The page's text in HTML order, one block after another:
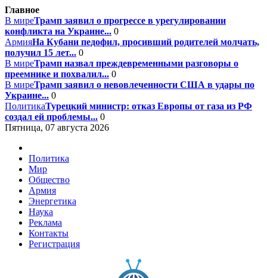
Главное
В миреТрамп заявил о прогрессе в урегулировании
конфликта на Украине... 0
АрмияНа Кубани педофил, просивший родителей молчать,
получил 15 лет... 0
В миреТрамп назвал преждевременными разговоры о
преемнике и похвалил... 0
В миреТрамп заявил о невовлеченности США в удары по
Украине... 0
ПолитикаТурецкий министр: отказ Европы от газа из РФ
создал ей проблемы... 0
Пятница, 07 августа 2026
Политика
Мир
Общество
Армия
Энергетика
Наука
Реклама
Контакты
Регистрация